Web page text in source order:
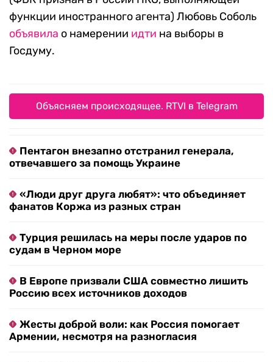
функции иностранного агента) Любовь Соболь
объявила о намерении идти на выборы в
Госдуму.
Объясняем происходящее. RTVI в Telegram
Пентагон внезапно отстранил генерала,
отвечавшего за помощь Украине
«Люди друг друга любят»: что объединяет
фанатов Коржа из разных стран
Турция решилась на меры после ударов по
судам в Черном море
В Европе призвали США совместно лишить
Россию всех источников доходов
Жесты доброй воли: как Россия помогает
Армении, несмотря на разногласия